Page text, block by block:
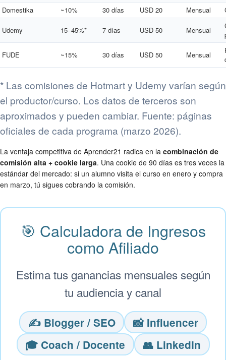
Domestika
~10% 30 días USD 20 Mensual
Udemy 15–45%* 7 días USD 50 Mensual
FUDE ~15% 30 días USD 50 Mensual
* Las comisiones de Hotmart y Udemy varían según
el productor/curso. Los datos de terceros son
aproximados y pueden cambiar. Fuente: páginas
oficiales de cada programa (marzo 2026).
La ventaja competitiva de Aprender21 radica en la combinación de
comisión alta + cookie larga. Una cookie de 90 días es tres veces la
estándar del mercado: si un alumno visita el curso en enero y compra
en marzo, tú sigues cobrando la comisión.
🎯 Calculadora de Ingresos
como Afiliado
Estima tus ganancias mensuales según
tu audiencia y canal
✍️ Blogger / SEO
📸 Influencer
🎓 Coach / Docente
👥 LinkedIn